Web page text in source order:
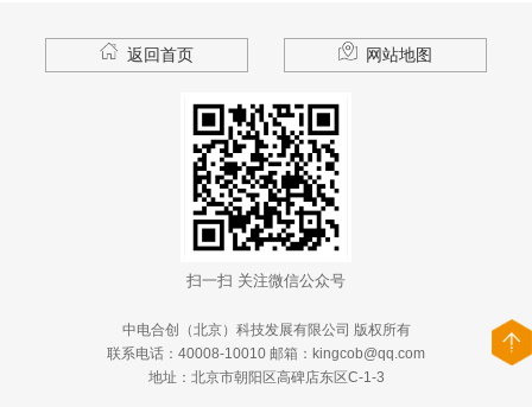
返回首页 网站地图
扫一扫 关注微信公众号
中电合创（北京）科技发展有限公司 版权所有
联系电话： 40008-10010 邮箱：kingcob@qq.com
地址：北京市朝阳区高碑店东区C-1-3